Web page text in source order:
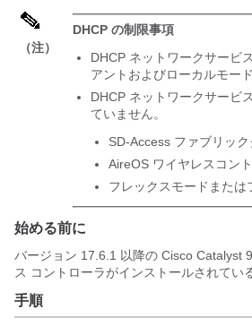
（注）
DHCP の制限事項
DHCP ネットワークサービ
アントおよびローカルモー
DHCP ネットワークサービ
ていません。
SD-Access ファブリック
AireOS ワイヤレスコン
フレックスモードまたは
始める前に
バージョン 17.6.1 以降の Cisco Catalyst
ス コントローラがインストールされてい
手順